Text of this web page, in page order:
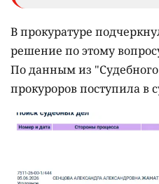
В прокуратуре
решение по этому
По данным из
прокуроров поступила в